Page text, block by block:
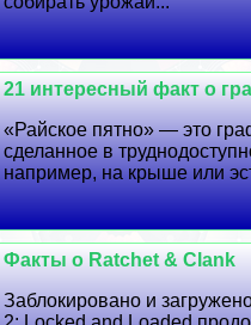
21 интересный факт о
«Райское пятно» — это
сделанное в
например, на крыше или
Факты о Ratchet & Clank
Заблокировано и